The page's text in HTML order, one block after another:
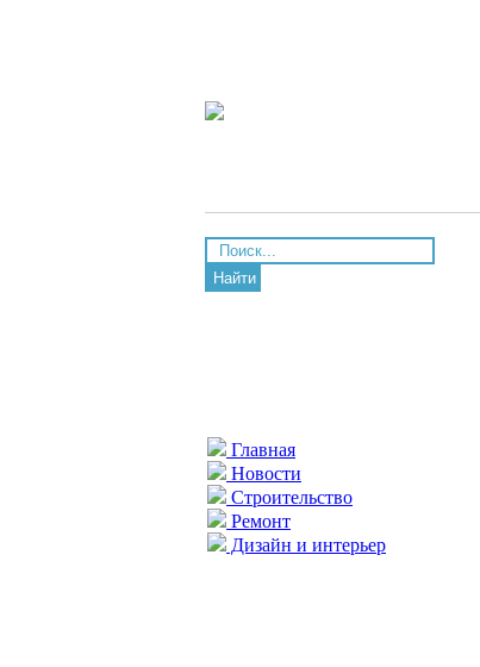
Найти
Главная
Новости
Строительство
Ремонт
Дизайн и интерьер